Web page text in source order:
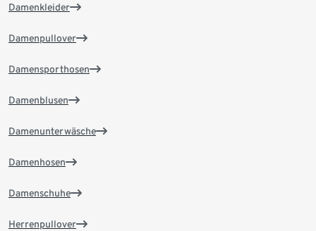
Damenkleider
Damenpullover
Damensporthosen
Damenblusen
Damenunterwäsche
Damenhosen
Damenschuhe
Herrenpullover